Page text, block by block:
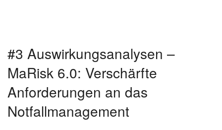
#3 Auswirkungsanalysen –
MaRisk 6.0: Verschärfte
Anforderungen an das
Notfallmanagement